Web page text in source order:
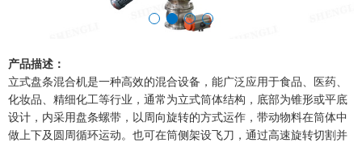
产品描述：
立式盘条混合机是一种高效的混合设备，能广泛应用于食品、医药、
化妆品、精细化工等行业，通常为立式筒体结构，底部为锥形或平底
设计，内采用盘条螺带，以周向旋转的方式运作，带动物料在筒体中
做上下及圆周循环运动。也可在筒侧架设飞刀，通过高速旋转切割并